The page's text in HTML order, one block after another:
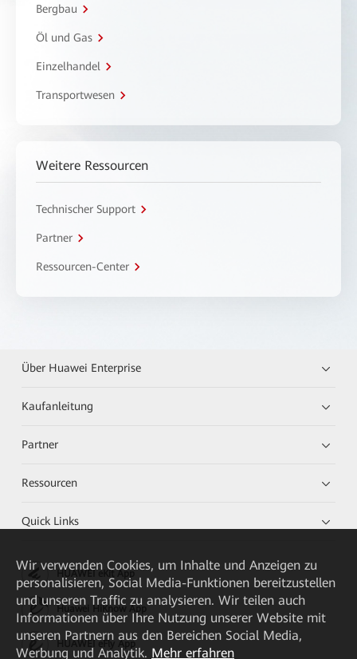
Bergbau
Öl und Gas
Einzelhandel
Transportwesen
Weitere Ressourcen
Technischer Support
Partner
Ressourcen-Center
Über Huawei Enterprise
Kaufanleitung
Partner
Ressourcen
Quick Links
HUAWEI eKit App
Huawei HiKnow App
HUAWEI eFly App
Wir verwenden Cookies, um Inhalte und Anzeigen zu
personalisieren, Social Media-Funktionen bereitzustellen
und unseren Traffic zu analysieren. Wir teilen auch
Informationen über Ihre Nutzung unserer Website mit
unseren Partnern aus den Bereichen Social Media,
Werbung und Analytik. Mehr erfahren